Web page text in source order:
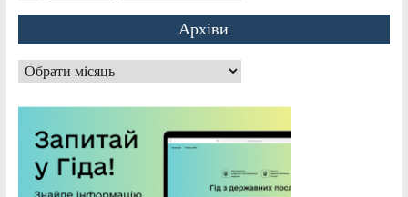
Архіви
Архіви